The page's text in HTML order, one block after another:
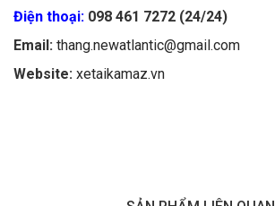
Điện thoại: 098 461 7272 (24/24)
Email: thang.newatlantic@gmail.com
Website: xetaikamaz.vn